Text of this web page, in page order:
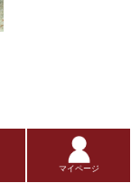
マイページ